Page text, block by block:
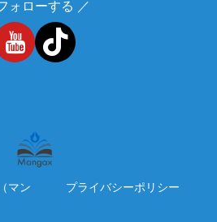
ォローする ／
マン
プライバシーポリシー